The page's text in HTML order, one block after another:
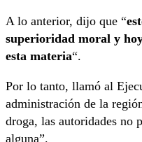
A lo anterior, dijo que “
superioridad moral y
esta materia“.
Por lo tanto, llamó al
administración de la
droga, las autoridades no
alguna”.